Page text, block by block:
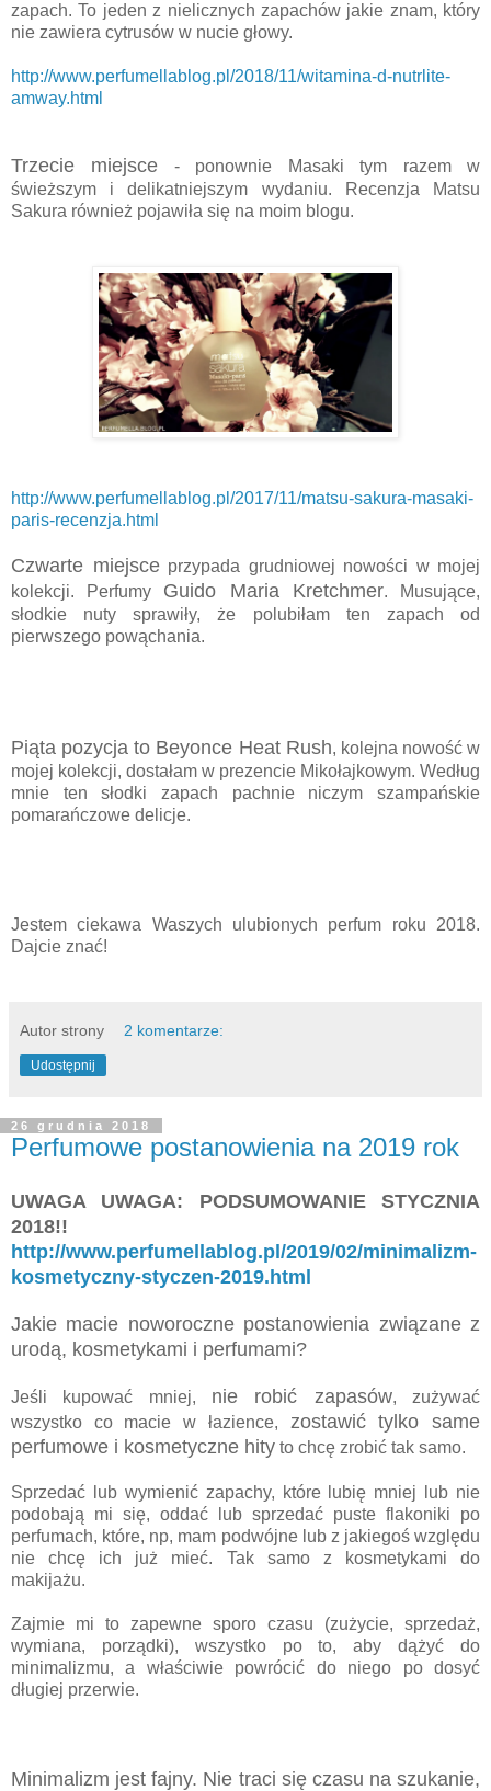
zapach. To jeden z nielicznych zapachów jakie znam, który
nie zawiera cytrusów w nucie głowy.
http://www.perfumellablog.pl/2018/11/witamina-d-nutrlite-
amway.html
Trzecie miejsce - ponownie Masaki tym razem w
świeższym i delikatniejszym wydaniu. Recenzja Matsu
Sakura również pojawiła się na moim blogu.
http://www.perfumellablog.pl/2017/11/matsu-sakura-masaki-
paris-recenzja.html
Czwarte miejsceprzypada grudniowej nowości w mojej
kolekcji. Perfumy Guido Maria Kretchmer. Musujące,
słodkie nuty sprawiły, że polubiłam ten zapach od
pierwszego powąchania.
Piąta pozycja to Beyonce Heat Rush, kolejna nowość w
mojej kolekcji, dostałam w prezencie Mikołajkowym. Według
mnie ten słodki zapach pachnie niczym szampańskie
pomarańczowe delicje.
Jestem ciekawa Waszych ulubionych perfum roku 2018.
Dajcie znać!
Autor strony 2 komentarze:
Udostępnij
26 grudnia 2018
Perfumowe postanowienia na 2019 rok
UWAGA UWAGA: PODSUMOWANIE STYCZNIA
2018!!
http://www.perfumellablog.pl/2019/02/minimalizm-
kosmetyczny-styczen-2019.html
Jakie macie noworoczne postanowienia związane z
urodą, kosmetykami i perfumami?
Jeśli kupować mniej, nie robić zapasów, zużywać
wszystko co macie w łazience, zostawić tylko same
perfumowe i kosmetyczne hity to chcę zrobić tak samo.
Sprzedać lub wymienić zapachy, które lubię mniej lub nie
podobają mi się, oddać lub sprzedać puste flakoniki po
perfumach, które, np, mam podwójne lub z jakiegoś względu
nie chcę ich już mieć. Tak samo z kosmetykami do
makijażu.
Zajmie mi to zapewne sporo czasu (zużycie, sprzedaż,
wymiana, porządki), wszystko po to, aby dążyć do
minimalizmu, a właściwie powrócić do niego po dosyć
długiej przerwie.
Minimalizm jest fajny. Nie traci się czasu na szukanie,